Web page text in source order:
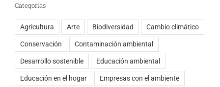
Categorías
Agricultura Arte Biodiversidad Cambio climático
Conservación Contaminación ambiental
Desarrollo sostenible Educación ambiental
Educación en el hogar Empresas con el ambiente